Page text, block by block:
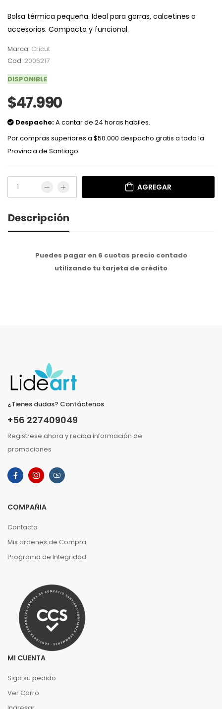
Bolsa térmica pequeña. Ideal para gorras, calcetines o
accesorios. Compacta y funcional.
Marca: Cricut
Cod: 2006217
DISPONIBLE
$47.990
Despacho:A contar de 24 horas habiles.
Por compras superiores a $50.000 despacho gratis a toda la
Provincia de Santiago.
AGREGAR
Descripción
Puedes pagar en 6 cuotas precio contado
utilizando tu tarjeta de crédito
¿Tienes dudas? Contáctenos
+56 227409049
Registrese ahora y reciba información de
promociones
COMPAÑIA
Contacto
Mis ordenes de Compra
Programa de Integridad
MI CUENTA
Siga su pedido
Ver Carro